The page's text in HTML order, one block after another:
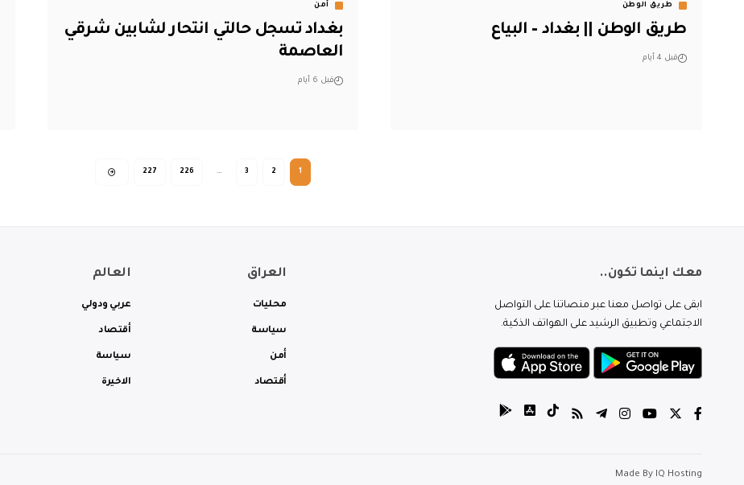
طريق الوطن
طريق الوطن || بغداد – البياع
قبل 4 أيام
أمن
بغداد تسجل حالتي انتحار لشابين شرقي
العاصمة
قبل 6 أيام
1
2
3
…
226
227
معك اينما تكون..
ابقى على تواصل معنا عبر منصاتنا على التواصل
الاجتماعي وتطبيق الرشيد على الهواتف الذكية.
العراق
محليات
سياسة
أمن
أقتصاد
العالم
عربي ودولي
أقتصاد
سياسة
الاخيرة
Made By IQ Hosting